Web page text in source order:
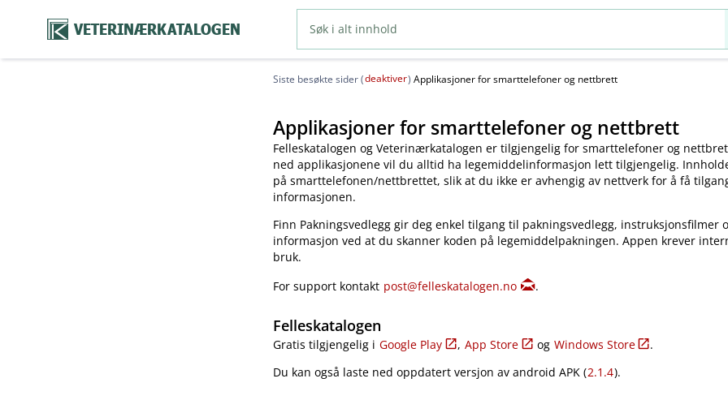
VETERINÆRKATALOGEN
Siste besøkte sider (deaktiver) Applikasjoner for smarttelefoner og nettbrett
Applikasjoner for smarttelefoner og nettbrett
Felleskatalogen og Veterinærkatalogen er tilgjengelig for smarttelefoner og
ned applikasjonene vil du alltid ha legemiddelinformasjon lett tilgjengelig.
på smarttelefonen​/​nettbrettet, slik at du ikke er avhengig av nettverk for å få
informasjonen.
Finn Pakningsvedlegg gir deg enkel tilgang til pakningsvedlegg, instruksjonsfilmer
informasjon ved at du skanner koden på legemiddelpakningen. Appen krever
bruk.
For support kontakt post@felleskatalogen.no .
Felleskatalogen
Gratis tilgjengelig i Google Play , App Store og Windows Store
.
Du kan også laste ned oppdatert versjon av android APK (2.1.4).